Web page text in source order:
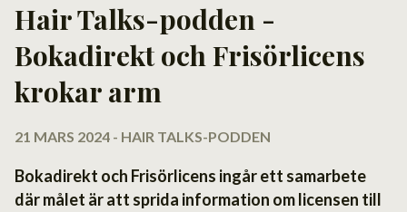
Hair Talks-podden -
Bokadirekt och Frisörlicens
krokar arm
21 MARS 2024 - HAIR TALKS-PODDEN
Bokadirekt och Frisörlicens ingår ett samarbete
där målet är att sprida information om licensen till